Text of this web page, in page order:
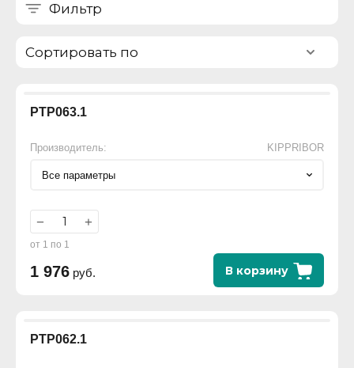
Фильтр
Сортировать по
РТР063.1
Производитель: KIPPRIBOR
Все параметры
− +
от 1 по 1
1 976 руб. В корзину
РТР062.1